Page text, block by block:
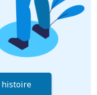
histoire